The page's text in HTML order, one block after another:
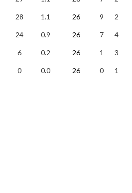
28 1.1 26 9 2
24 0.9 26 7 4
6 0.2 26 1 3
0 0.0 26 0 1